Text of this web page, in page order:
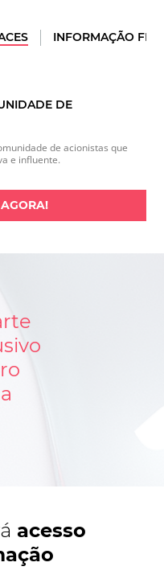
INFORMAÇÃO
DE
de acionistas que
e influente.
acesso